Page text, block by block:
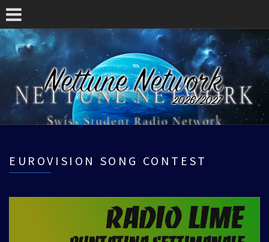
EUROVISION SONG CONTEST